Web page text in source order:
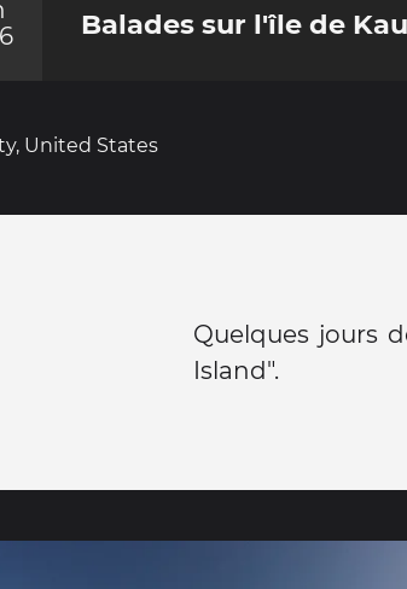
Balades sur l'île de
United States
Quelques jours
Island".